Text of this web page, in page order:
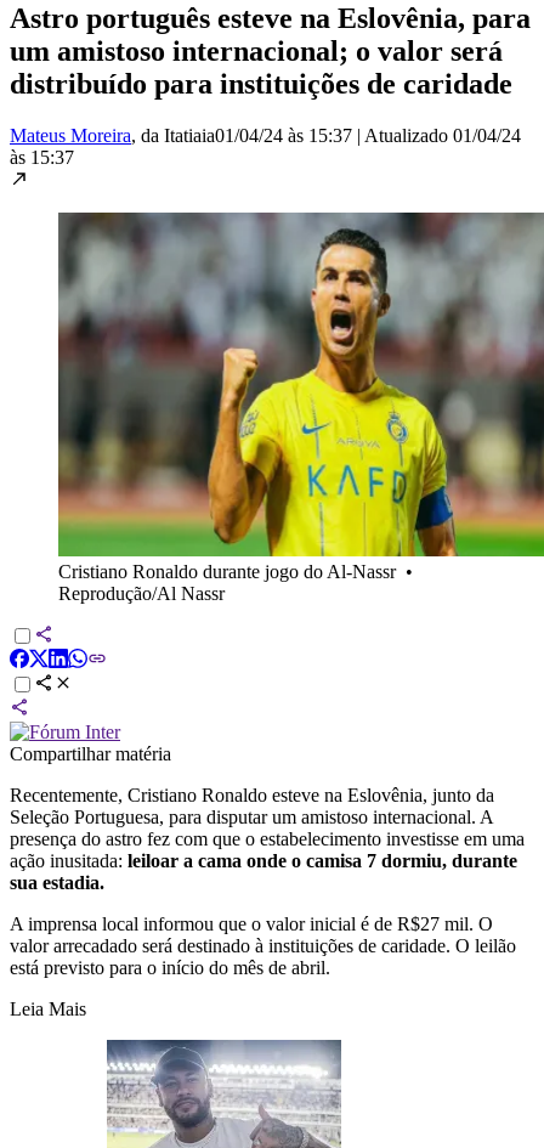
Astro português esteve na Eslovênia, para
um amistoso internacional; o valor será
distribuído para instituições de caridade
Mateus Moreira, da Itatiaia01/04/24 às 15:37 | Atualizado 01/04/24
às 15:37
Cristiano Ronaldo durante jogo do Al-Nassr•
Reprodução/Al Nassr
Compartilhar matéria
Recentemente, Cristiano Ronaldo esteve na Eslovênia, junto da
Seleção Portuguesa, para disputar um amistoso internacional. A
presença do astro fez com que o estabelecimento investisse em uma
ação inusitada: leiloar a cama onde o camisa 7 dormiu, durante
sua estadia.
A imprensa local informou que o valor inicial é de R$27 mil. O
valor arrecadado será destinado à instituições de caridade. O leilão
está previsto para o início do mês de abril.
Leia Mais